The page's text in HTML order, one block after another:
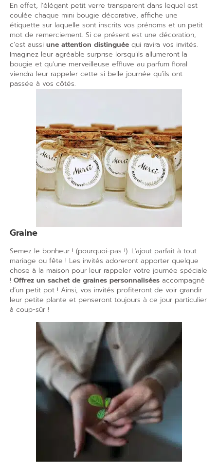
En effet, l’élégant petit verre transparent dans lequel est
coulée chaque mini bougie décorative, affiche une
étiquette sur laquelle sont inscrits vos prénoms et un petit
mot de remerciement. Si ce présent est une décoration,
c’est aussi une attention distinguée qui ravira vos invités.
Imaginez leur agréable surprise lorsqu’ils allumeront la
bougie et qu’une merveilleuse effluve au parfum floral
viendra leur rappeler cette si belle journée qu’ils ont
passée à vos côtés.
Graine
Semez le bonheur ! (pourquoi-pas !). L’ajout parfait à tout
mariage ou fête ! Les invités adoreront apporter quelque
chose à la maison pour leur rappeler votre journée spéciale
! Offrez un sachet de graines personnalisées accompagné
d’un petit pot ! Ainsi, vos invités profiteront de voir grandir
leur petite plante et penseront toujours à ce jour particulier
à coup-sûr !